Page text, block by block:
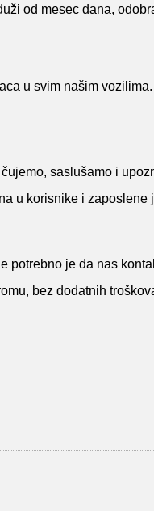
od mesec dana,
u svim našim
saslušamo i
u korisnike i
je da nas
bez dodatnih